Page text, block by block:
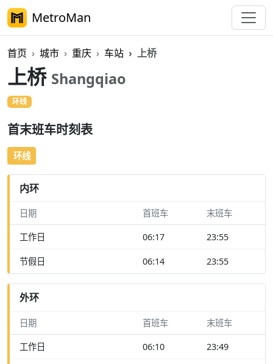
MetroMan
首页 城市 重庆 车站 上桥
上桥 Shangqiao
环线
首末班车时刻表
环线
内环
日期 首班车 末班车
工作日 06:17 23:55
节假日 06:14 23:55
外环
日期 首班车 末班车
工作日 06:10 23:49